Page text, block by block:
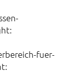
fuer-